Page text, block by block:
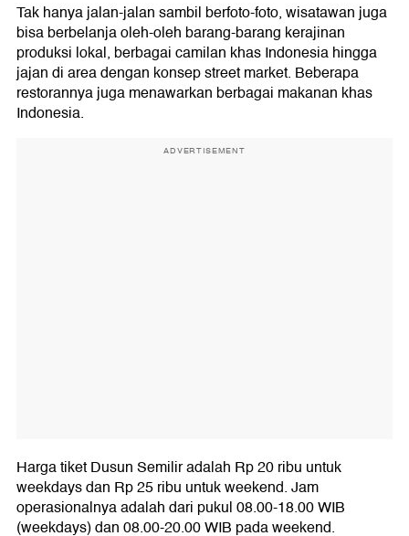
Tak hanya jalan-jalan sambil berfoto-foto, wisatawan juga
bisa berbelanja oleh-oleh barang-barang kerajinan
produksi lokal, berbagai camilan khas Indonesia hingga
jajan di area dengan konsep street market. Beberapa
restorannya juga menawarkan berbagai makanan khas
Indonesia.
ADVERTISEMENT
Harga tiket Dusun Semilir adalah Rp 20 ribu untuk
weekdays dan Rp 25 ribu untuk weekend. Jam
operasionalnya adalah dari pukul 08.00-18.00 WIB
(weekdays) dan 08.00-20.00 WIB pada weekend.